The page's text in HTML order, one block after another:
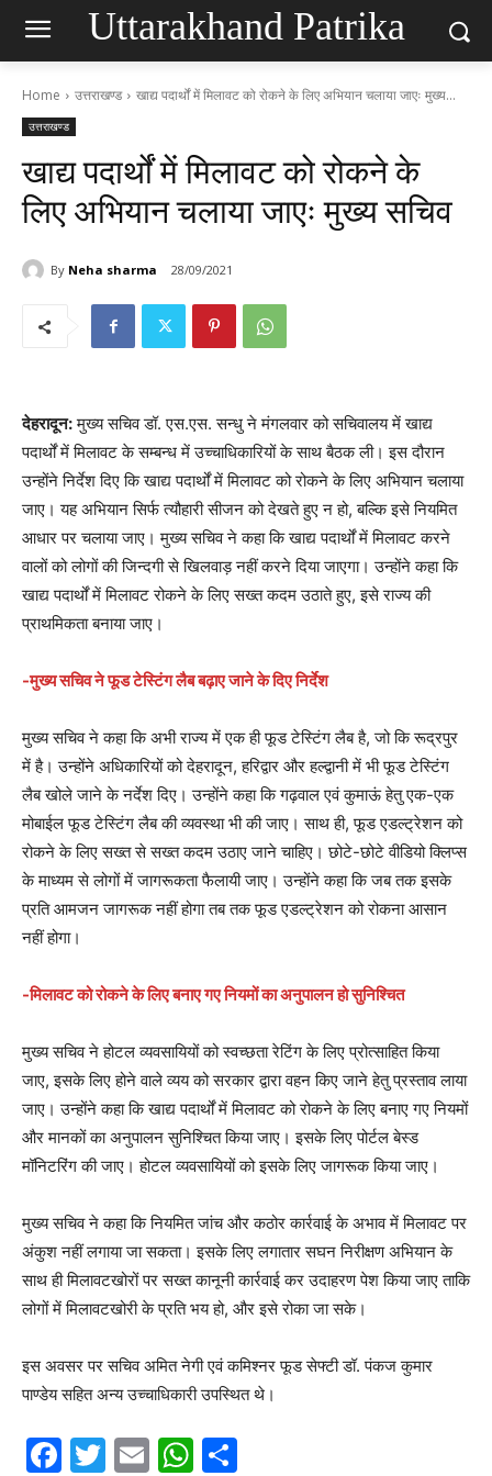
Uttarakhand Patrika
Home उत्तराखण्ड खाद्य पदार्थों में मिलावट को रोकने के लिए अभियान चलाया जाएः मुख्य...
उत्तराखण्ड
खाद्य पदार्थों में मिलावट को रोकने के
लिए अभियान चलाया जाएः मुख्य सचिव
By Neha sharma 28/09/2021
देहरादून:मुख्य सचिव डॉ. एस.एस. सन्धु ने मंगलवार को सचिवालय में खाद्य
पदार्थों में मिलावट के सम्बन्ध में उच्चाधिकारियों के साथ बैठक ली। इस दौरान
उन्होंने निर्देश दिए कि खाद्य पदार्थों में मिलावट को रोकने के लिए अभियान चलाया
जाए। यह अभियान सिर्फ त्यौहारी सीजन को देखते हुए न हो, बल्कि इसे नियमित
आधार पर चलाया जाए। मुख्य सचिव ने कहा कि खाद्य पदार्थों में मिलावट करने
वालों को लोगों की जिन्दगी से खिलवाड़ नहीं करने दिया जाएगा। उन्होंने कहा कि
खाद्य पदार्थों में मिलावट रोकने के लिए सख्त कदम उठाते हुए, इसे राज्य की
प्राथमिकता बनाया जाए।
-मुख्य सचिव ने फूड टेस्टिंग लैब बढ़ाए जाने के दिए निर्देश
मुख्य सचिव ने कहा कि अभी राज्य में एक ही फूड टेस्टिंग लैब है, जो कि रूद्रपुर
में है। उन्होंने अधिकारियों को देहरादून, हरिद्वार और हल्द्वानी में भी फूड टेस्टिंग
लैब खोले जाने के नर्देश दिए। उन्होंने कहा कि गढ़वाल एवं कुमाऊं हेतु एक-एक
मोबाईल फूड टेस्टिंग लैब की व्यवस्था भी की जाए। साथ ही, फूड एडल्ट्रेशन को
रोकने के लिए सख्त से सख्त कदम उठाए जाने चाहिए। छोटे-छोटे वीडियो क्लिप्स
के माध्यम से लोगों में जागरूकता फैलायी जाए। उन्होंने कहा कि जब तक इसके
प्रति आमजन जागरूक नहीं होगा तब तक फूड एडल्ट्रेशन को रोकना आसान
नहीं होगा।
-मिलावट को रोकने के लिए बनाए गए नियमों का अनुपालन हो सुनिश्चित
मुख्य सचिव ने होटल व्यवसायियों को स्वच्छता रेटिंग के लिए प्रोत्साहित किया
जाए, इसके लिए होने वाले व्यय को सरकार द्वारा वहन किए जाने हेतु प्रस्ताव लाया
जाए। उन्होंने कहा कि खाद्य पदार्थों में मिलावट को रोकने के लिए बनाए गए नियमों
और मानकों का अनुपालन सुनिश्चित किया जाए। इसके लिए पोर्टल बेस्ड
मॉनिटरिंग की जाए। होटल व्यवसायियों को इसके लिए जागरूक किया जाए।
मुख्य सचिव ने कहा कि नियमित जांच और कठोर कार्रवाई के अभाव में मिलावट पर
अंकुश नहीं लगाया जा सकता। इसके लिए लगातार सघन निरीक्षण अभियान के
साथ ही मिलावटखोरों पर सख्त कानूनी कार्रवाई कर उदाहरण पेश किया जाए ताकि
लोगों में मिलावटखोरी के प्रति भय हो, और इसे रोका जा सके।
इस अवसर पर सचिव अमित नेगी एवं कमिश्नर फूड सेफ्टी डॉ. पंकज कुमार
पाण्डेय सहित अन्य उच्चाधिकारी उपस्थित थे।
F
T
E
W